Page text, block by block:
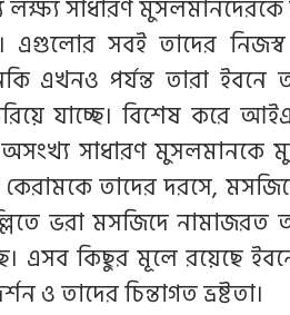
সাধারণ মুসলমানদেরকে
এগুলোর সবই তাদের
এখনও পর্যন্ত তারা ইবনে
যাচ্ছে। বিশেষ করে
সাধারণ মুসলমানকে
কেরামকে তাদের দরসে,
ভরা মসজিদে নামাজরত
এসব কিছুর মূলে রয়েছে
ও তাদের চিন্তাগত ভ্রষ্টতা।